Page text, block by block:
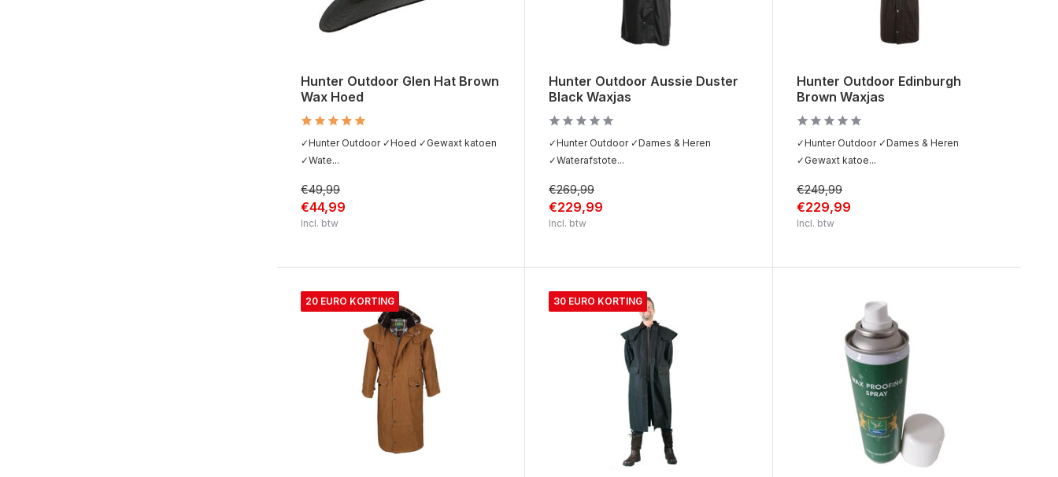
Hunter Outdoor Glen Hat Brown
Wax Hoed
✓Hunter Outdoor ✓Hoed ✓Gewaxt katoen
✓Wate...
€49,99
€44,99
Incl. btw
Hunter Outdoor Aussie Duster
Black Waxjas
✓Hunter Outdoor ✓Dames & Heren
✓Waterafstote...
€269,99
€229,99
Incl. btw
Hunter Outdoor Edinburgh
Brown Waxjas
✓Hunter Outdoor ✓Dames & Heren
✓Gewaxt katoe...
€249,99
€229,99
Incl. btw
20 EURO KORTING 30 EURO KORTING